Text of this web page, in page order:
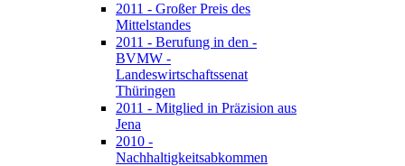
2011 - Großer Preis des
Mittelstandes
2011 - Berufung in den -
BVMW -
Landeswirtschaftssenat
Thüringen
2011 - Mitglied in Präzision aus
Jena
2010 -
Nachhaltigkeitsabkommen